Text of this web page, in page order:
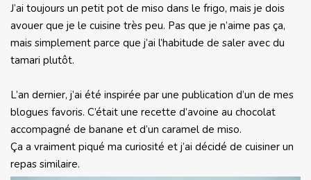
J’ai toujours un petit pot de miso dans le frigo, mais je dois
avouer que je le cuisine très peu. Pas que je n’aime pas ça,
mais simplement parce que j’ai l’habitude de saler avec du
tamari plutôt.
L’an dernier, j’ai été inspirée par une publication d’un de mes
blogues favoris. C’était une recette d’avoine au chocolat
accompagné de banane et d’un caramel de miso.
Ça a vraiment piqué ma curiosité et j’ai décidé de cuisiner un
repas similaire.